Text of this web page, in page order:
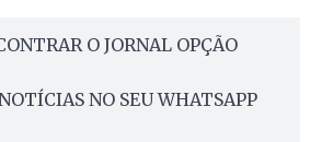
O JORNAL OPÇÃO
NO SEU WHATSAPP